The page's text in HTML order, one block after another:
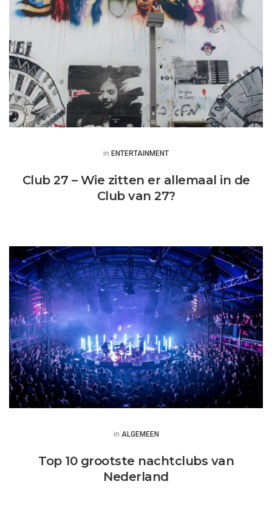
Posted
in ENTERTAINMENT
Club 27 – Wie zitten er allemaal in de
Club van 27?
Posted
in ALGEMEEN
Top 10 grootste nachtclubs van
Nederland